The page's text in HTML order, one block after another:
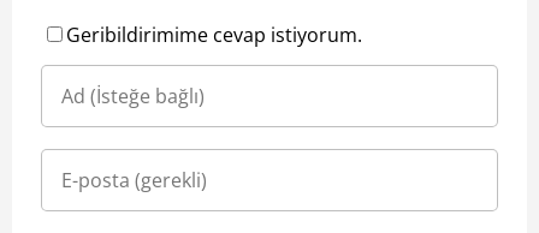
Geribildirimime cevap istiyorum.